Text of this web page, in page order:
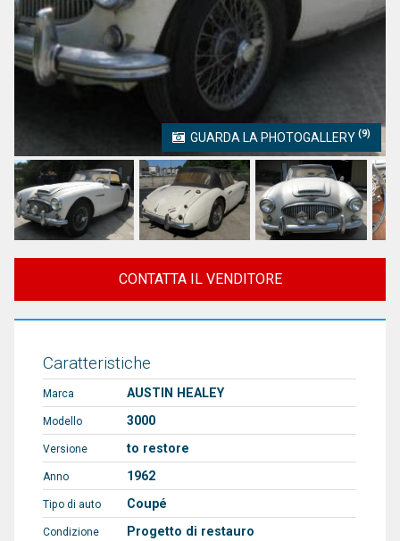
GUARDA LA PHOTOGALLERY (9)
CONTATTA IL VENDITORE
Caratteristiche
Marca AUSTIN HEALEY
Modello 3000
Versione to restore
Anno 1962
Tipo di auto Coupé
Condizione Progetto di restauro